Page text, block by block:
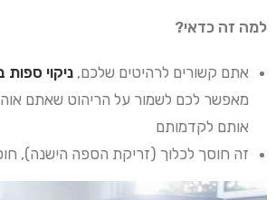
למה זה כדאי?
אתם קשורים לרהיטים שלכם, ניקוי
מאפשר לכם לשמור על הריהוט שאתם
אותם לקדמותם
זה חוסך לכלוך (זריקת הספה הישנה),